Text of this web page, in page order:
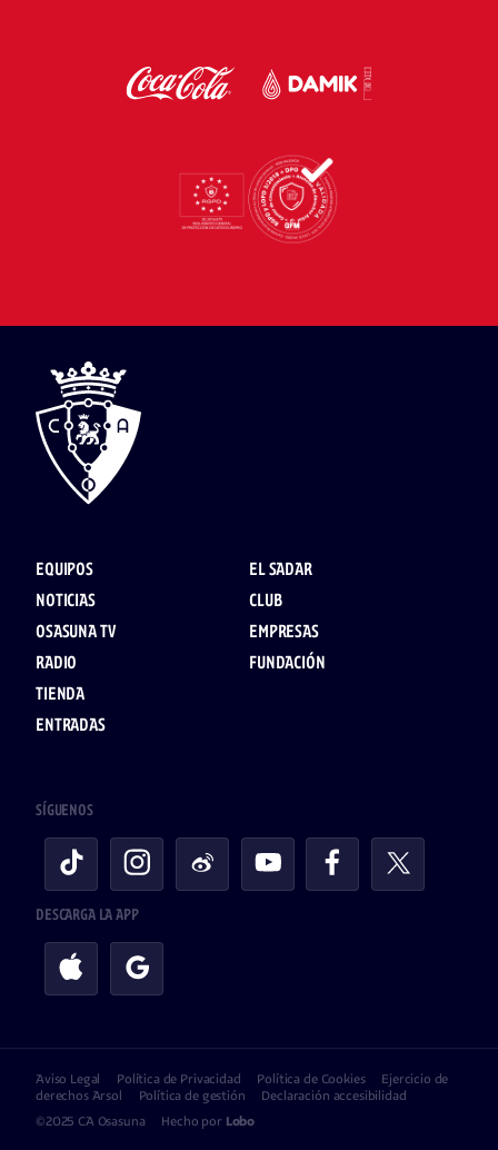
EQUIPOS
NOTICIAS
OSASUNA TV
RADIO
TIENDA
ENTRADAS
EL SADAR
CLUB
EMPRESAS
FUNDACIÓN
SÍGUENOS
DESCARGA LA APP
Aviso Legal Política de Privacidad Política de Cookies
Ejercicio de
derechos Arsol
Política de gestión
Declaración accesibilidad
©2025 CA Osasuna
Hecho por Lobo